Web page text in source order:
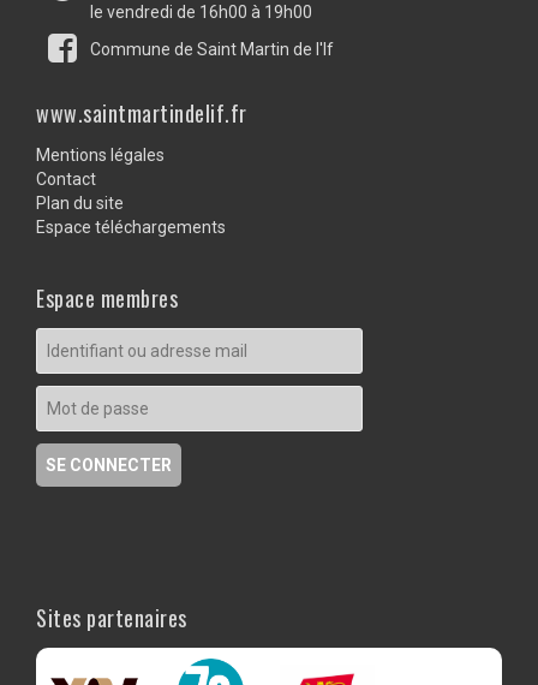
le vendredi de 16h00 à 19h00
Commune de Saint Martin de l'If
www.saintmartindelif.fr
Mentions légales
Contact
Plan du site
Espace téléchargements
Espace membres
Sites partenaires